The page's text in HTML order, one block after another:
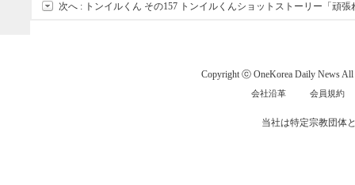
次へ : トンイルくん その157 トンイルくんショットストーリー「頑
Copyright ⓒ OneKorea Daily News All
会社沿革 会員規約
当社は特定宗教団体